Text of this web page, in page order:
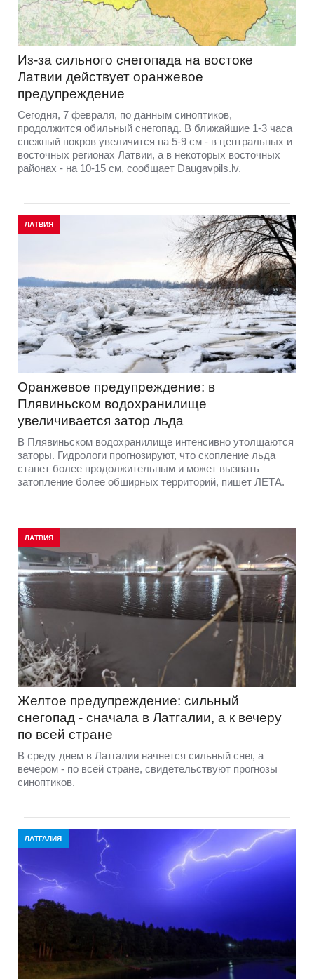
Из-за сильного снегопада на востоке
Латвии действует оранжевое
предупреждение
Сегодня, 7 февраля, по данным синоптиков,
продолжится обильный снегопад. В ближайшие 1-3 часа
снежный покров увеличится на 5-9 см - в центральных и
восточных регионах Латвии, а в некоторых восточных
районах - на 10-15 см, сообщает Daugavpils.lv.
ЛАТВИЯ
Оранжевое предупреждение: в
Плявиньском водохранилище
увеличивается затор льда
В Плявиньском водохранилище интенсивно утолщаются
заторы. Гидрологи прогнозируют, что скопление льда
станет более продолжительным и может вызвать
затопление более обширных территорий, пишет ЛЕТА.
ЛАТВИЯ
Желтое предупреждение: сильный
снегопад - сначала в Латгалии, а к вечеру
по всей стране
В среду днем в Латгалии начнется сильный снег, а
вечером - по всей стране, свидетельствуют прогнозы
синоптиков.
ЛАТГАЛИЯ